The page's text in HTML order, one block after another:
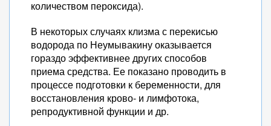
количеством пероксида).
В некоторых случаях клизма с перекисью
водорода по Неумывакину оказывается
гораздо эффективнее других способов
приема средства. Ее показано проводить в
процессе подготовки к беременности, для
восстановления крово- и лимфотока,
репродуктивной функции и др.